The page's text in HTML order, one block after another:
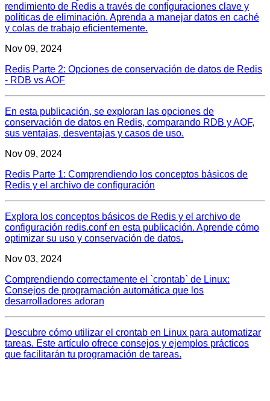
rendimiento de Redis a través de configuraciones clave y
políticas de eliminación. Aprenda a manejar datos en caché
y colas de trabajo eficientemente.
Nov 09, 2024
Redis Parte 2: Opciones de conservación de datos de Redis
- RDB vs AOF
En esta publicación, se exploran las opciones de
conservación de datos en Redis, comparando RDB y AOF,
sus ventajas, desventajas y casos de uso.
Nov 09, 2024
Redis Parte 1: Comprendiendo los conceptos básicos de
Redis y el archivo de configuración
Explora los conceptos básicos de Redis y el archivo de
configuración redis.conf en esta publicación. Aprende cómo
optimizar su uso y conservación de datos.
Nov 03, 2024
Comprendiendo correctamente el `crontab` de Linux:
Consejos de programación automática que los
desarrolladores adoran
Descubre cómo utilizar el crontab en Linux para automatizar
tareas. Este artículo ofrece consejos y ejemplos prácticos
que facilitarán tu programación de tareas.